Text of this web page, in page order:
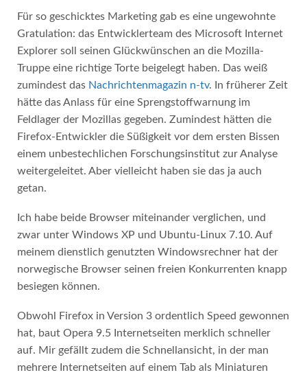
Für so geschicktes Marketing gab es eine ungewohnte
Gratulation: das Entwicklerteam des Microsoft Internet
Explorer soll seinen Glückwünschen an die Mozilla-
Truppe eine richtige Torte beigelegt haben. Das weiß
zumindest das Nachrichtenmagazin n-tv. In früherer Zeit
hätte das Anlass für eine Sprengstoffwarnung im
Feldlager der Mozillas gegeben. Zumindest hätten die
Firefox-Entwickler die Süßigkeit vor dem ersten Bissen
einem unbestechlichen Forschungsinstitut zur Analyse
weitergeleitet. Aber vielleicht haben sie das ja auch
getan.
Ich habe beide Browser miteinander verglichen, und
zwar unter Windows XP und Ubuntu-Linux 7.10. Auf
meinem dienstlich genutzten Windowsrechner hat der
norwegische Browser seinen freien Konkurrenten knapp
besiegen können.
Obwohl Firefox in Version 3 ordentlich Speed gewonnen
hat, baut Opera 9.5 Internetseiten merklich schneller
auf. Mir gefällt zudem die Schnellansicht, in der man
mehrere Internetseiten auf einem Tab als Miniaturen